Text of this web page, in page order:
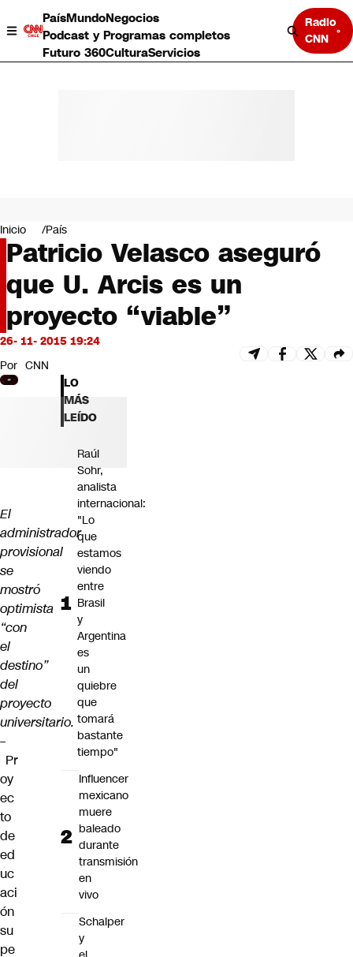
PaísMundoNegocios
Podcast y Programas completos
Futuro 360CulturaServicios
Radio
CNN
Negocios
Deportes
Programas completos
Cultura
Servicios
Bits
CNN Data
CNN tiempo
Futuro 360
Opinión
Inicio País
Patricio Velasco aseguró
que U. Arcis es un
proyecto “viable”
26- 11- 2015 19:24
Por CNN
El
administrador
provisional
se
mostró
optimista
“con
el
destino”
del
proyecto
universitario.
–
Pr
oy
ec
to
de
ed
uc
aci
ón
su
pe
LO
MÁS
LEÍDO
Raúl
Sohr,
analista
internacional:
"Lo
que
estamos
viendo
entre
Brasil
y
Argentina
es
un
quiebre
que
tomará
bastante
tiempo"
Influencer
mexicano
muere
baleado
durante
transmisión
en
vivo
Schalper
y